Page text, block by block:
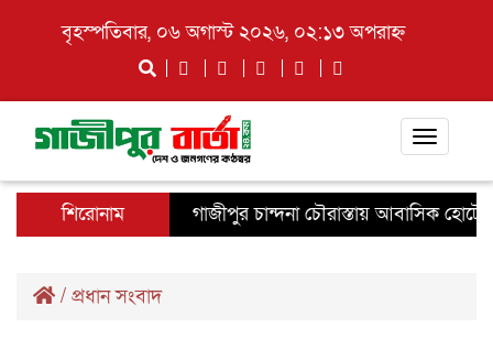
বৃহস্পতিবার, ০৬ অগাস্ট ২০২৬, ০২:১৩ অপরাহ্ন
Toggle
শিরোনাম
গাজীপুর চান্দনা চৌরাস্তায় আবাসিক হোটেলে
/ প্রধান সংবাদ